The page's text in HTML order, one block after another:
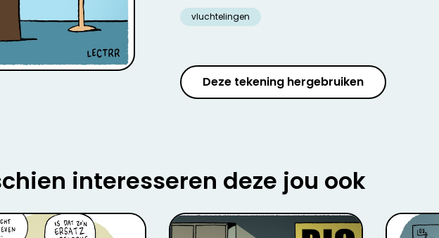
vluchtelingen
Deze tekening hergebruiken
interesseren deze jou ook